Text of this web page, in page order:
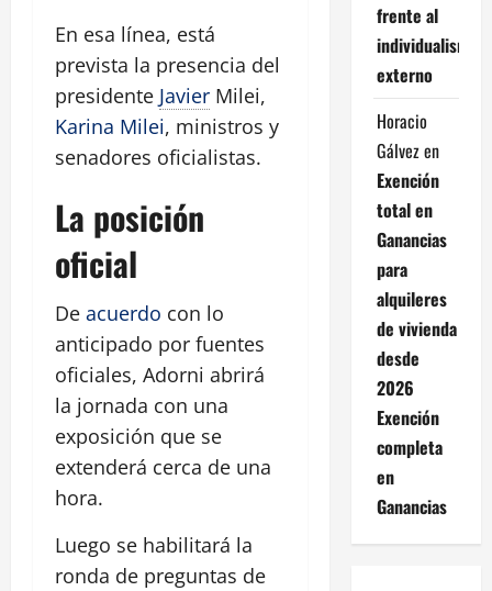
En esa línea, está
prevista la presencia del
presidente Javier Milei,
Karina Milei, ministros y
senadores oficialistas.
La posición
oficial
De acuerdo con lo
anticipado por fuentes
oficiales, Adorni abrirá
la jornada con una
exposición que se
extenderá cerca de una
hora.
Luego se habilitará la
ronda de preguntas de
frente al
individualismo
externo
Horacio
Gálvezen
Exención
total en
Ganancias
para
alquileres
de vivienda
desde
2026
Exención
completa
en
Ganancias